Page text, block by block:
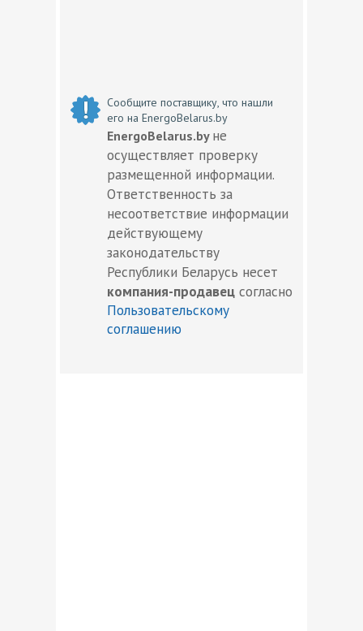
Сообщите поставщику, что нашли
его на EnergoBelarus.by
EnergoBelarus.by не
осуществляет проверку
размещенной информации.
Ответственность за
несоответствие информации
действующему
законодательству
Республики Беларусь несет
компания-продавец согласно
Пользовательскому
соглашению